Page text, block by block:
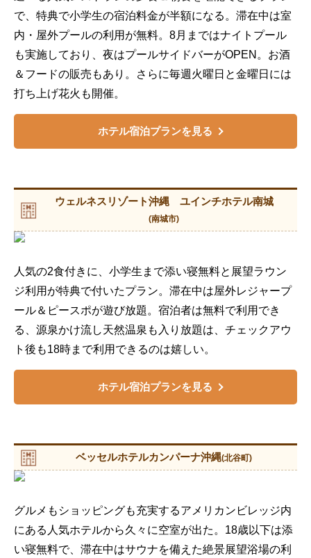
で、特典で小学生の宿泊料金が半額になる。滞在中は室
内・屋外プールの利用が無料。8月まではナイトプール
も実施しており、夜はプールサイドバーがOPEN。お酒
＆フードの販売もあり。さらに毎週火曜日と金曜日には
打ち上げ花火も開催。
ホテル宿泊プランを見る
ウェルネスリゾート沖縄 ユインチホテル南城
(南城市)
人気の2食付きに、小学生まで添い寝無料と展望ラウン
ジ利用が特典で付いたプラン。滞在中は屋外レジャープ
ール＆ピースポが遊び放題。宿泊者は無料で利用でき
る、源泉かけ流し天然温泉も入り放題は、チェックアウ
ト後も18時まで利用できるのは嬉しい。
ホテル宿泊プランを見る
ベッセルホテルカンパーナ沖縄(北谷町)
グルメもショッピングも充実するアメリカンビレッジ内
にある人気ホテルから久々に空室が出た。18歳以下は添
い寝無料で、滞在中はサウナを備えた絶景展望浴場の利